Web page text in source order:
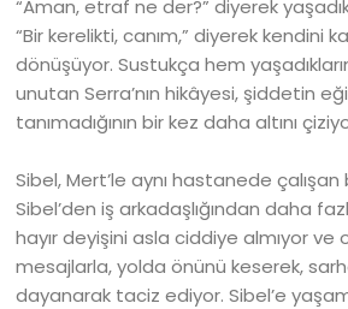
“Aman, etraf ne der?” diyerek
“Bir kerelikti, canım,” diyerek kendini
dönüşüyor. Sustukça hem
unutan Serra’nın hikâyesi, şiddetin
tanımadığının bir kez daha altını
Sibel, Mert’le aynı hastanede
Sibel’den iş arkadaşlığından daha
hayır deyişini asla ciddiye almıyor
mesajlarla, yolda önünü keserek,
dayanarak taciz ediyor. Sibel’e